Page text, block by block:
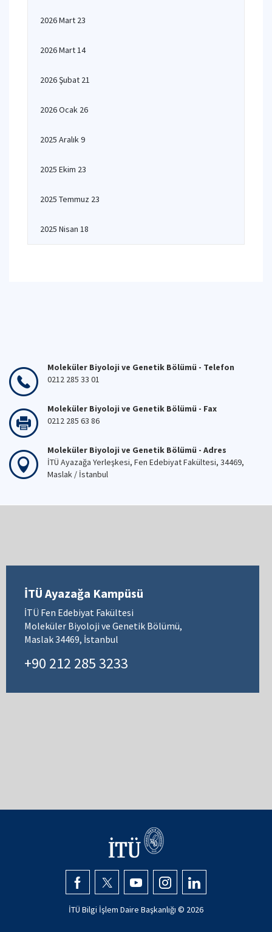
2026 Mart 23
2026 Mart 14
2026 Şubat 21
2026 Ocak 26
2025 Aralık 9
2025 Ekim 23
2025 Temmuz 23
2025 Nisan 18
Moleküler Biyoloji ve Genetik Bölümü - Telefon
0212 285 33 01
Moleküler Biyoloji ve Genetik Bölümü - Fax
0212 285 63 86
Moleküler Biyoloji ve Genetik Bölümü - Adres
İTÜ Ayazağa Yerleşkesi, Fen Edebiyat Fakültesi, 34469,
Maslak / İstanbul
İTÜ Ayazağa Kampüsü
İTÜ Fen Edebiyat Fakültesi
Moleküler Biyoloji ve Genetik Bölümü,
Maslak 34469, İstanbul
+90 212 285 3233
İTÜ Bilgi İşlem Daire Başkanlığı © 2026